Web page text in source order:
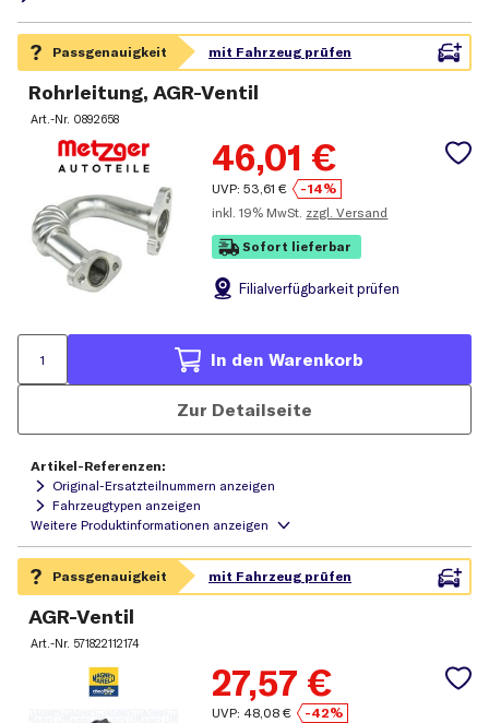
Rohrleitung, AGR-Ventil
Art.-Nr. 0892658
46,01 €
UVP:53,61 €
-14%
inkl. 19% MwSt. zzgl. Versand
Sofort lieferbar
Filialverfügbarkeit prüfen
In den Warenkorb
Zur Detailseite
Artikel-Referenzen:
Original-Ersatzteilnummern anzeigen
Fahrzeugtypen anzeigen
AGR-Ventil
Art.-Nr. 571822112174
27,57 €
UVP: 48,08 €
-42%